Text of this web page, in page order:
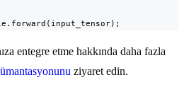
entegre etme hakkında daha fazla
ziyaret edin.